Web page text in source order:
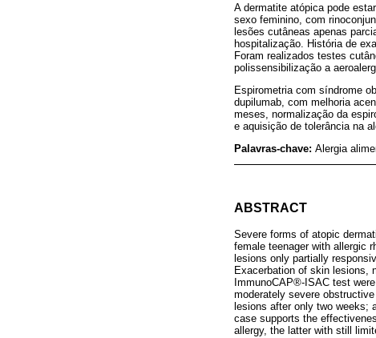
A dermatite atópica pode
sexo feminino, com
lesões cutâneas apenas
hospitalização. História de
Foram realizados testes
polissensibilização a
Espirometria com síndrome
dupilumab, com melhoria
meses, normalização da
e aquisição de tolerância na
Palavras-chave: Alergia
ABSTRACT
Severe forms of atopic
female teenager with allergic
lesions only partially
Exacerbation of skin lesions,
ImmunoCAP®-ISAC test
moderately severe
lesions after only two weeks;
case supports the
allergy, the latter with still